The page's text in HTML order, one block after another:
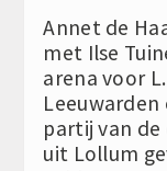
Annet de
met Ilse
arena voor
Leeuwarden
partij van de
uit Lollum